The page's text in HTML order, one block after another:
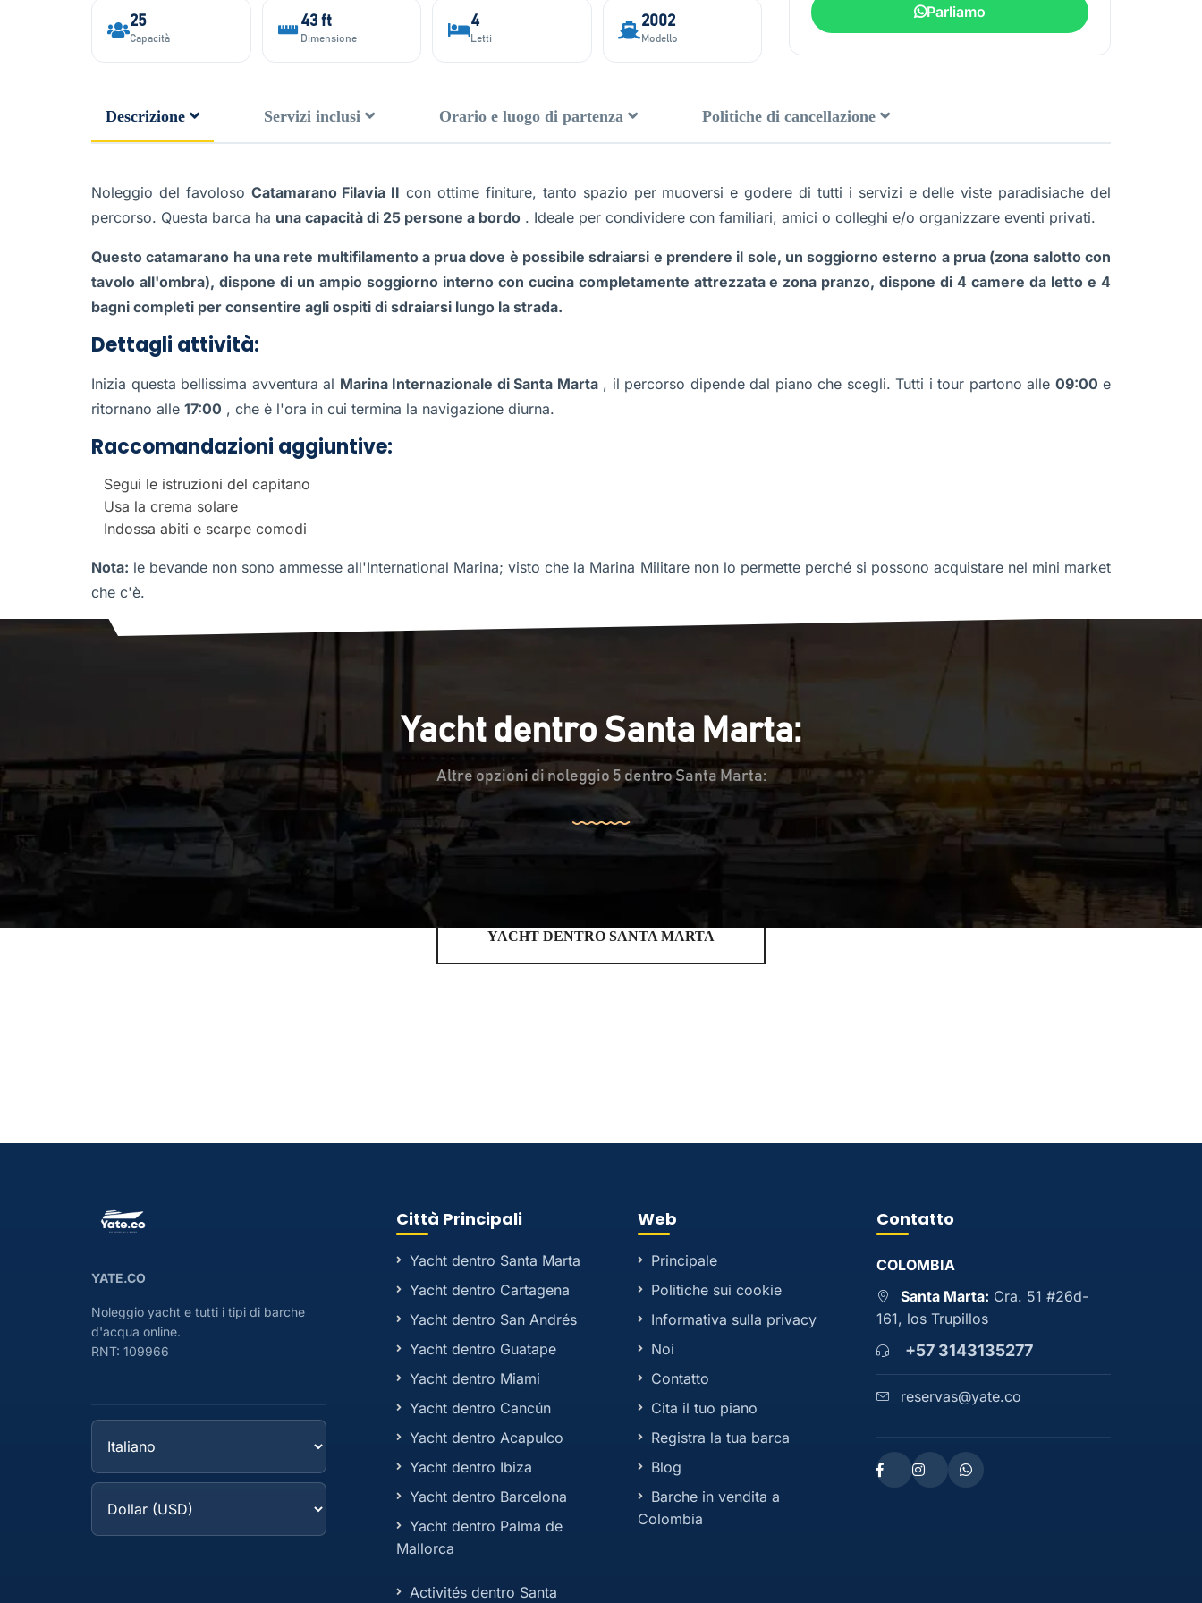
25
Capacità
43 ft
Dimensione
4
Letti
2002
Modello
Parliamo
Descrizione Servizi inclusi Orario e luogo di partenza Politiche di cancellazione
Noleggio del favoloso Catamarano Filavia II con ottime finiture, tanto spazio per muoversi e godere di tutti i servizi e delle viste paradisiache del
percorso. Questa barca ha una capacità di 25 persone a bordo . Ideale per condividere con familiari, amici o colleghi e/o organizzare eventi privati.
Questo catamarano ha una rete multifilamento a prua dove è possibile sdraiarsi e prendere il sole, un soggiorno esterno a prua (zona salotto con
tavolo all'ombra), dispone di un ampio soggiorno interno con cucina completamente attrezzata e zona pranzo, dispone di 4 camere da letto e 4
bagni completi per consentire agli ospiti di sdraiarsi lungo la strada.
Dettagli attività:
Inizia questa bellissima avventura al Marina Internazionale di Santa Marta, il percorso dipende dal piano che scegli. Tutti i tour partono alle 09:00 e
ritornano alle 17:00 , che è l'ora in cui termina la navigazione diurna.
Raccomandazioni aggiuntive:
Segui le istruzioni del capitano
Usa la crema solare
Indossa abiti e scarpe comodi
Nota: le bevande non sono ammesse all'International Marina; visto che la Marina Militare non lo permette perché si possono acquistare nel mini market
che c'è.
Yacht dentro Santa Marta:
Altre opzioni di noleggio 5 dentro Santa Marta:
YACHT DENTRO SANTA MARTA
YATE.CO
Noleggio yacht e tutti i tipi di barche
d'acqua online.
RNT: 109966
Città Principali
Yacht dentro Santa Marta
Yacht dentro Cartagena
Yacht dentro San Andrés
Yacht dentro Guatape
Yacht dentro Miami
Yacht dentro Cancún
Yacht dentro Acapulco
Yacht dentro Ibiza
Yacht dentro Barcelona
Yacht dentro Palma de
Mallorca
Activités dentro Santa
Web
Principale
Politiche sui cookie
Informativa sulla privacy
Noi
Contatto
Cita il tuo piano
Registra la tua barca
Blog
Barche in vendita a
Colombia
Contatto
COLOMBIA
Santa Marta: Cra. 51 #26d-
161, los Trupillos
+57 3143135277
reservas@yate.co